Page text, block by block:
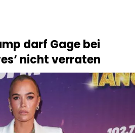
darf Gage bei
nicht verraten